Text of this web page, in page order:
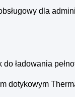
dla
ładowania
dotykowym